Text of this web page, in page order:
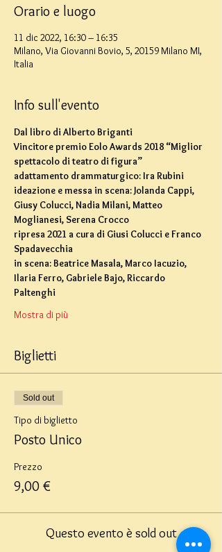
Orario e luogo
11 dic 2022, 16:30 – 16:35
Milano, Via Giovanni Bovio, 5, 20159 Milano MI,
Italia
Info sull'evento
Dal libro di Alberto Briganti
Vincitore premio Eolo Awards 2018 “Miglior
spettacolo di teatro di figura”
adattamento drammaturgico: Ira Rubini
ideazione e messa in scena: Jolanda Cappi,
Giusy Colucci, Nadia Milani, Matteo
Moglianesi, Serena Crocco
ripresa 2021 a cura di Giusi Colucci e Franco
Spadavecchia
in scena: Beatrice Masala, Marco Iacuzio,
Ilaria Ferro, Gabriele Bajo, Riccardo
Paltenghi
Mostra di più
Biglietti
Sold out
Tipo di biglietto
Posto Unico
Prezzo
9,00 €
Questo evento è sold out